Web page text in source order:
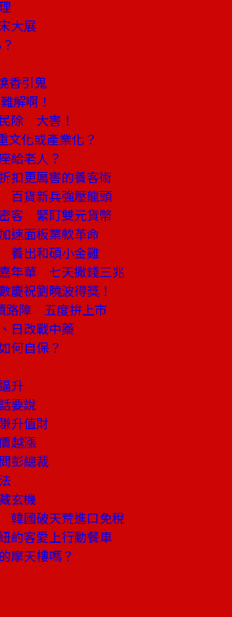
大展
香引鬼
解啊！
除 大害！
化或產業化？
給老人？
扣更厲害的養客術
百貨新兵強壓龍頭
客 緊盯雙元貨幣
速面板業軟革命
養出和碩小金雞
年華 七天撒錢三兆
祝劉曉波得獎！
路障 五度拚上市
日改戰中藥
何自保？
升
要說
升值財
越漲
彭總裁
玄機
韓國破天荒進口免稅
約客愛上行動餐車
摩天樓嗎？